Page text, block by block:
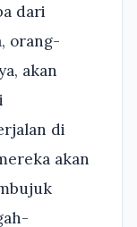
dari
orang-
akan
di
akan